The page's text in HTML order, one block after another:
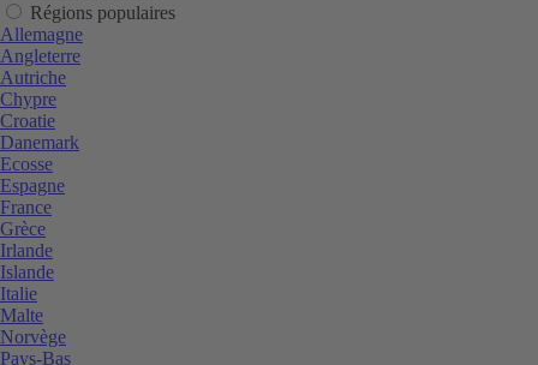
Régions populaires
Allemagne
Angleterre
Autriche
Chypre
Croatie
Danemark
Ecosse
Espagne
France
Grèce
Irlande
Islande
Italie
Malte
Norvège
Pays-Bas